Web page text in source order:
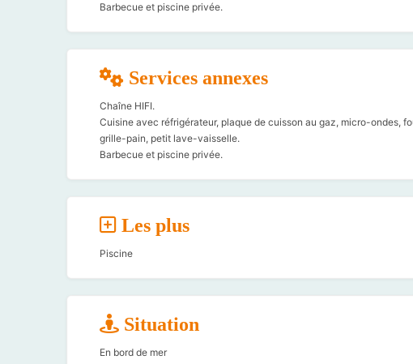
Barbecue et piscine privée.
Services annexes
Chaîne HIFI.
Cuisine avec réfrigérateur, plaque de cuisson au gaz, micro-ondes,
grille-pain, petit lave-vaisselle.
Barbecue et piscine privée.
Les plus
Piscine
Situation
En bord de mer